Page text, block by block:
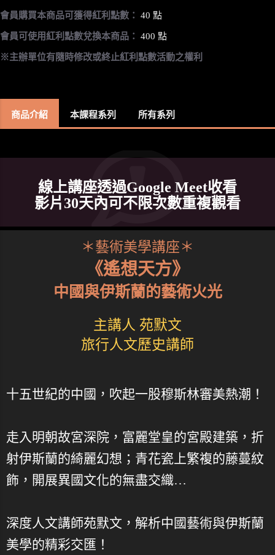
會員購買本商品可獲得紅利點數： 40 點
會員可使用紅利點數兌換本商品： 400 點
※主辦單位有隨時修改或終止紅利點數活動之權利
商品介紹 本課程系列 所有系列
線上講座透過Google Meet收看
影片30天內可不限次數重複觀看
＊藝術美學講座＊
《遙想天方》
中國與伊斯蘭的藝術火光
主講人 苑默文
旅行人文歷史講師
十五世紀的中國，吹起一股穆斯林審美熱潮！
走入明朝故宮深院，富麗堂皇的宮殿建築，折
射伊斯蘭的綺麗幻想；青花瓷上繁複的藤蔓紋
飾，開展異國文化的無盡交織…
深度人文講師苑默文，解析中國藝術與伊斯蘭
美學的精彩交匯！